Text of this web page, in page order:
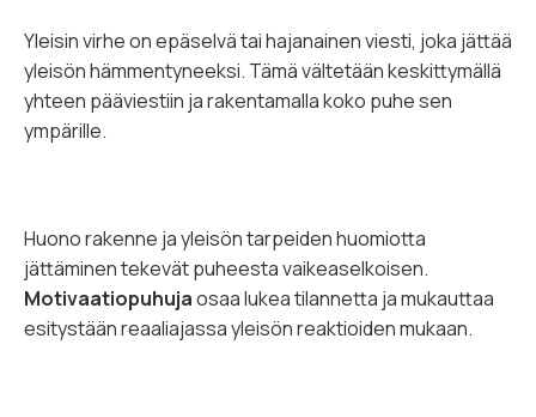
Yleisin virhe on epäselvä tai hajanainen viesti, joka jättää
yleisön hämmentyneeksi. Tämä vältetään keskittymällä
yhteen pääviestiin ja rakentamalla koko puhe sen
ympärille.
Huono rakenne ja yleisön tarpeiden huomiotta
jättäminen tekevät puheesta vaikeaselkoisen.
Motivaatiopuhujaosaa lukea tilannetta ja mukauttaa
esitystään reaaliajassa yleisön reaktioiden mukaan.